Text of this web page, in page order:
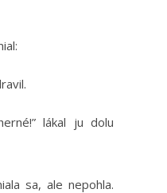
lákal ju dolu
sa, ale nepohla.